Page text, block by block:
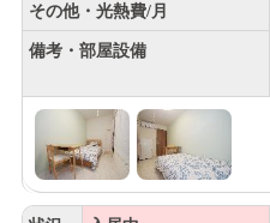
その他・光熱費/月
備考・部屋設備